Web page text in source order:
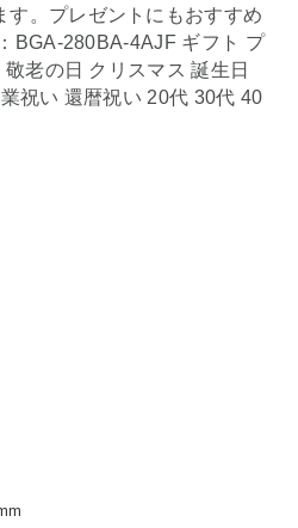
す。プレゼントにもおすすめ
BGA-280BA-4AJF ギフト プ
老の日 クリスマス 誕生日
祝い 還暦祝い 20代 30代 40